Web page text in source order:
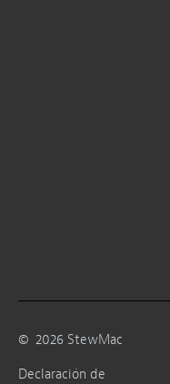
© 2026 StewMac
Declaración de